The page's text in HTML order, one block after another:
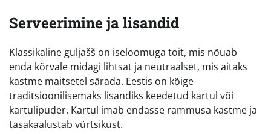
Serveerimine ja lisandid
Klassikaline guljašš on iseloomuga toit, mis nõuab
enda kõrvale midagi lihtsat ja neutraalset, mis aitaks
kastme maitsetel särada. Eestis on kõige
traditsioonilisemaks lisandiks keedetud kartul või
kartulipuder. Kartul imab endasse rammusa kastme ja
tasakaalustab vürtsikust.